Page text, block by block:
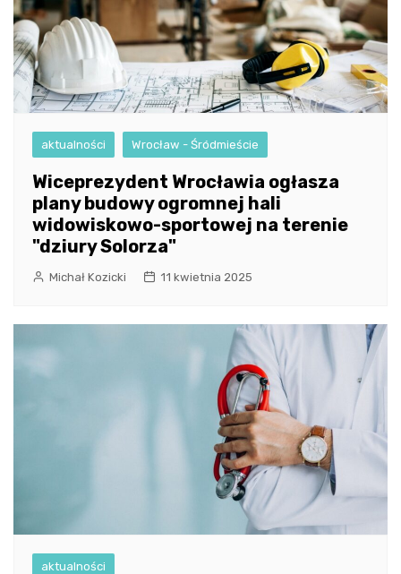
aktualności Wrocław - Śródmieście
Wiceprezydent Wrocławia ogłasza
plany budowy ogromnej hali
widowiskowo-sportowej na terenie
"dziury Solorza"
Michał Kozicki 11 kwietnia 2025
aktualności